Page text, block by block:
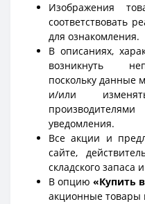
Изображения
соответствовать
для ознакомления.
В описаниях,
возникнуть
поскольку данные
и/или
уведомления.
Все акции и
сайте,
складского запаса
В опцию «Купить
акционные товары